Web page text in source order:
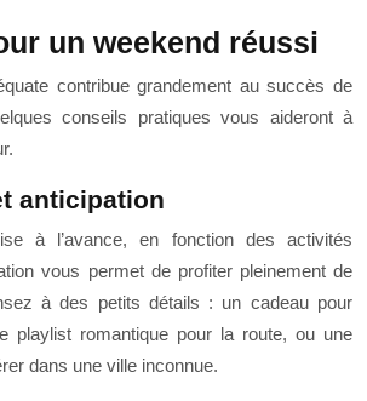
un weekend réussi
contribue grandement au succès de
conseils pratiques vous aideront à
anticipation
à l’avance, en fonction des activités
vous permet de profiter pleinement de
à des petits détails : un cadeau pour
playlist romantique pour la route, ou une
dans une ville inconnue.